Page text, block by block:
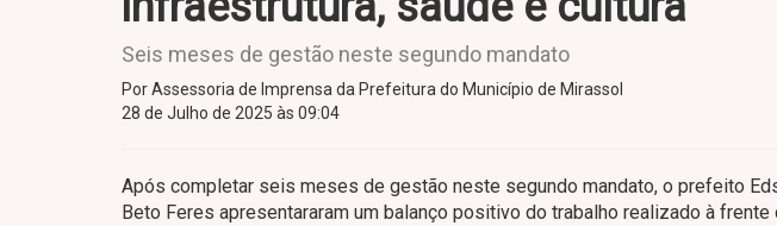
Seis meses de gestão neste segundo mandato
Por Assessoria de Imprensa da Prefeitura do Município de Mirassol
28 de Julho de 2025 às 09:04
Após completar seis meses de gestão neste segundo mandato, o prefeito
Beto Feres apresentararam um balanço positivo do trabalho realizado à